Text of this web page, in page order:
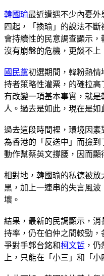
韓國瑜最近遭遇不少內憂
四起，「換瑜」的說法不斷
會持續性的民意調查顯示
沒有崩盤的危機，更談不上
國民黨初選期間，韓粉熱情
持者策略性灌票，的確拉
有改變一項基本事實，就
人。過去是如此，現在是如
過去這段時間裡，環境因素
為香港的「反送中」而撿到
動作幫蔡英文撐腰，因而顯
相對地，韓國瑜的私德被
黑，加上一連串的失言風
壞。
結果，最新的民調顯示，
持率，仍在伯仲之間較勁
爭對手郭台銘和柯文哲 ，
上，只能在「小三」和「